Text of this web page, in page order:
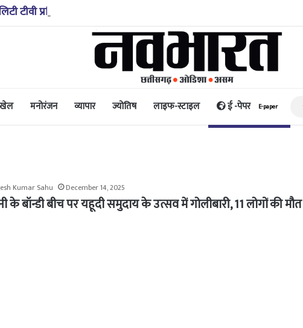
टीवी प्रसिद्धि और पैसा प्रदान करता है: अभिनेता ऋत्विक धनजानी
खेल मनोरंजन व्यापार ज्योतिष लाइफ-स्टाइल ई -पेपर E-paper
Kumar Sahu December 14, 2025
के बॉन्डी बीच पर यहूदी समुदाय के उत्सव में गोलीबारी, 11 लोगों की मौत